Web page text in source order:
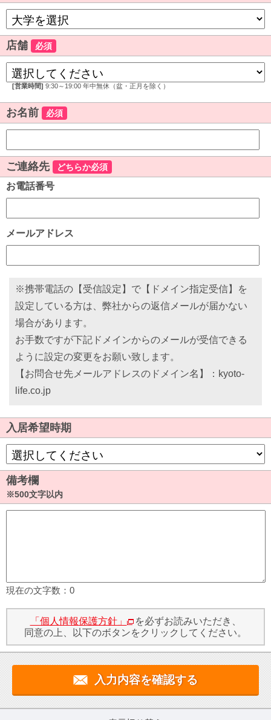
店舗 必須
[営業時間] 9:30～19:00 年中無休（盆・正月を除く）
お名前 必須
ご連絡先 どちらか必須
お電話番号
メールアドレス
※携帯電話の【受信設定】で【ドメイン指定受信】を
設定している方は、弊社からの返信メールが届かない
場合があります。
お手数ですが下記ドメインからのメールが受信できる
ように設定の変更をお願い致します。
【お問合せ先メールアドレスのドメイン名】：kyoto-
life.co.jp
入居希望時期
備考欄
※500文字以内
現在の文字数： 0
「個人情報保護方針」
を必ずお読みいただき、
同意の上、以下のボタンをクリックしてください。
入力内容を確認する